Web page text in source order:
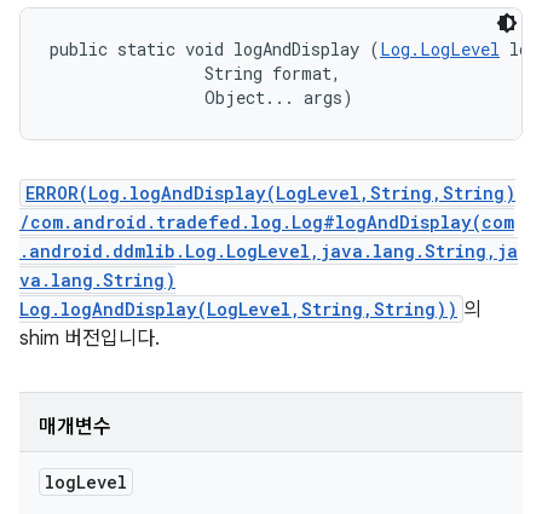
public static void logAndDisplay (Log.LogLevel
                String format,
                Object... args)
ERROR(Log.logAndDisplay(LogLevel,String,String)
/com.android.tradefed.log.Log#logAndDisplay(com
.android.ddmlib.Log.LogLevel,java.lang.String,ja
va.lang.String)
Log.logAndDisplay(LogLevel,String,String)) 의
shim 버전입니다.
매개변수
logLevel